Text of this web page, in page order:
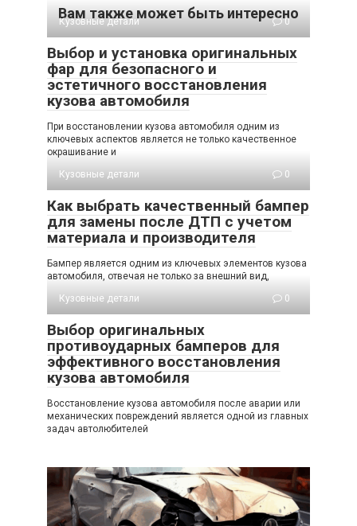
Вам также может быть интересно
Кузовные детали 0
Выбор и установка оригинальных
фар для безопасного и
эстетичного восстановления
кузова автомобиля
При восстановлении кузова автомобиля одним из
ключевых аспектов является не только качественное
окрашивание и
Кузовные детали
0
Как выбрать качественный бампер
для замены после ДТП с учетом
материала и производителя
Бампер является одним из ключевых элементов кузова
автомобиля, отвечая не только за внешний вид,
Кузовные детали
0
Выбор оригинальных
противоударных бамперов для
эффективного восстановления
кузова автомобиля
Восстановление кузова автомобиля после аварии или
механических повреждений является одной из главных
задач автолюбителей